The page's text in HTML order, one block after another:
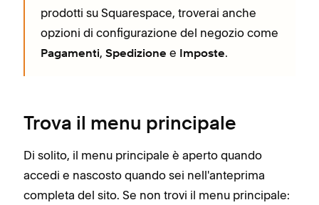
prodotti su Squarespace, troverai anche
opzioni di configurazione del negozio come
Pagamenti, Spedizione e Imposte.
Trova il menu principale
Di solito, il menu principale è aperto quando
accedi e nascosto quando sei nell'anteprima
completa del sito. Se non trovi il menu principale: